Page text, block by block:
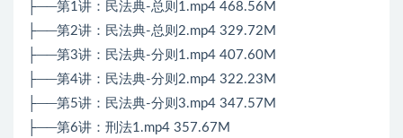
├──第1讲：民法典-总则1.mp4 468.56M
├──第2讲：民法典-总则2.mp4 329.72M
├──第3讲：民法典-分则1.mp4 407.60M
├──第4讲：民法典-分则2.mp4 322.23M
├──第5讲：民法典-分则3.mp4 347.57M
├──第6讲：刑法1.mp4 357.67M